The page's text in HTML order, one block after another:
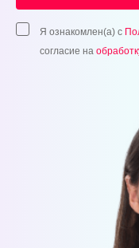
Я ознакомлен(а) с
согласие на